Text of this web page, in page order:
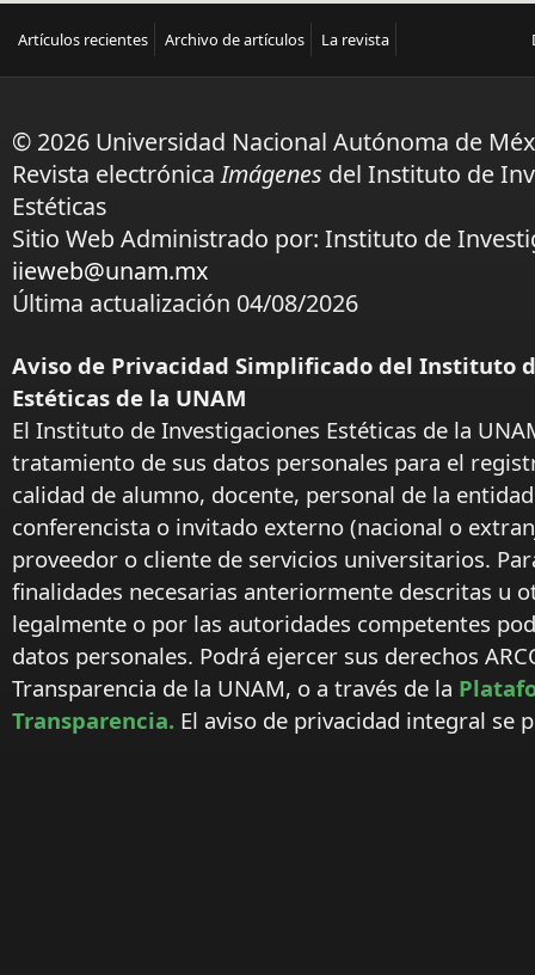
Artículos recientes Archivo de artículos La revista
© 2026 Universidad Nacional Autónoma de
Revista electrónicaImágenes del Instituto de
Estéticas
Sitio Web Administrado por: Instituto de
iieweb@unam.mx
Última actualización 04/08/2026
Aviso de Privacidad Simplificado del Instituto
Estéticas de la UNAM
El Instituto de Investigaciones Estéticas de la
tratamiento de sus datos personales para el
calidad de alumno, docente, personal de la
conferencista o invitado externo (nacional o
proveedor o cliente de servicios universitarios.
finalidades necesarias anteriormente descritas u
legalmente o por las autoridades competentes
datos personales. Podrá ejercer sus derechos
Transparencia de la UNAM, o a través de la
Transparencia. El aviso de privacidad integral se